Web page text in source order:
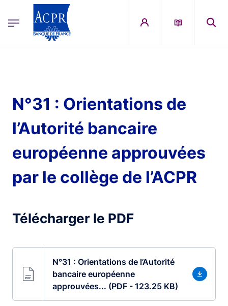
ACPR Menu Principal (English)
N°31 : Orientations de
l’Autorité bancaire
européenne approuvées
par le collège de l’ACPR
Télécharger le PDF
N°31 : Orientations de l’Autorité
bancaire européenne
approuvées... (PDF - 123.25 KB)